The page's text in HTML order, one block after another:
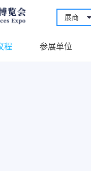
展商
程 参展单位